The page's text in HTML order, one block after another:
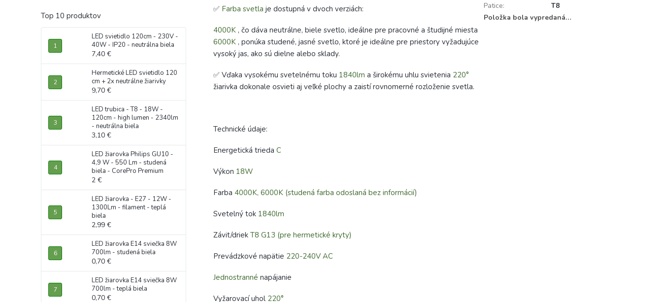
Top 10 produktov
LED svietidlo 120cm - 230V -
40W - IP20 - neutrálna biela
7,40 €
Hermetické LED svietidlo 120
cm + 2x neutrálne žiarivky
9,70 €
LED trubica - T8 - 18W -
120cm - high lumen - 2340lm
- neutrálna biela
3,10 €
LED žiarovka Philips GU10 -
4,9 W - 550 Lm - studená
biela - CorePro Premium
2 €
LED žiarovka - E27 - 12W -
1300Lm - filament - teplá
biela
2,99 €
LED žiarovka E14 sviečka 8W
700lm - studená biela
0,70 €
LED žiarovka E14 sviečka 8W
700lm - teplá biela
0,70 €
✅ Farba svetla je dostupná v dvoch verziách:
4000K , čo dáva neutrálne, biele svetlo, ideálne pre pracovné a študijné miesta
6000K , ponúka studené, jasné svetlo, ktoré je ideálne pre priestory vyžadujúce
vysoký jas, ako sú dielne alebo sklady.
✅ Vďaka vysokému svetelnému toku 1840lm a širokému uhlu svietenia 220°
žiarivka dokonale osvieti aj veľké plochy a zaistí rovnomerné rozloženie svetla.
Technické údaje:
Energetická trieda C
Výkon 18W
Farba 4000K, 6000K (studená farba odoslaná bez informácií)
Svetelný tok 1840lm
Závit/driek T8 G13 (pre hermetické kryty)
Prevádzkové napätie 220-240V AC
Jednostranné napájanie
Vyžarovací uhol 220°
Patice:
T8
Položka bola vypredaná…